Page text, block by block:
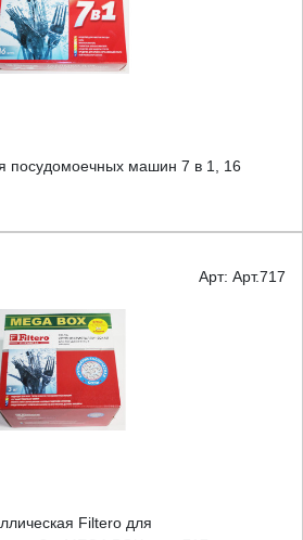
посудомоечных машин 7 в 1, 16
Арт: Арт.717
Filtero для